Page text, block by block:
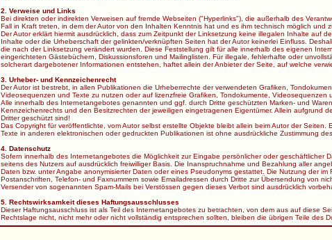
2. Verweise und Links
Bei direkten oder indirekten Verweisen auf fremde Webseiten ("Hyperlinks"), die außerhalb des
Fall in Kraft treten, in dem der Autor von den Inhalten Kenntnis hat und es ihm technisch möglich und
Der Autor erklärt hiermit ausdrücklich, dass zum Zeitpunkt der Linksetzung keine illegalen Inhalte auf
Inhalte oder die Urheberschaft der gelinkten/verknüpften Seiten hat der Autor keinerlei Einfluss.
die nach der Linksetzung verändert wurden. Diese Feststellung gilt für alle innerhalb des eigenen
eingerichteten Gästebüchern, Diskussionsforen und Mailinglisten. Für illegale, fehlerhafte oder
solcherart dargebotener Informationen entstehen, haftet allein der Anbieter der Seite, auf welche
3. Urheber- und Kennzeichenrecht
Der Autor ist bestrebt, in allen Publikationen die Urheberrechte der verwendeten Grafiken,
Videosequenzen und Texte zu nutzen oder auf lizenzfreie Grafiken, Tondokumente, Videosequenzen
Alle innerhalb des Internetangebotes genannten und ggf. durch Dritte geschützten Marken- und
Kennzeichenrechts und den Besitzrechten der jeweiligen eingetragenen Eigentümer. Allein aufgrund
Dritter geschützt sind!
Das Copyright für veröffentlichte, vom Autor selbst erstellte Objekte bleibt allein beim Autor der
Texte in anderen elektronischen oder gedruckten Publikationen ist ohne ausdrückliche Zustimmung
4. Datenschutz
Sofern innerhalb des Internetangebotes die Möglichkeit zur Eingabe persönlicher oder geschäftlicher
seitens des Nutzers auf ausdrücklich freiwilliger Basis. Die Inanspruchnahme und Bezahlung aller
Daten bzw. unter Angabe anonymisierter Daten oder eines Pseudonyms gestattet. Die Nutzung der
Postanschriften, Telefon- und Faxnummern sowie Emailadressen durch Dritte zur Übersendung von
Versender von sogenannten Spam-Mails bei Verstössen gegen dieses Verbot sind ausdrücklich
5. Rechtswirksamkeit dieses Haftungsausschlusses
Dieser Haftungsausschluss ist als Teil des Internetangebotes zu betrachten, von dem aus auf diese
Rechtslage nicht, nicht mehr oder nicht vollständig entsprechen sollten, bleiben die übrigen Teile des